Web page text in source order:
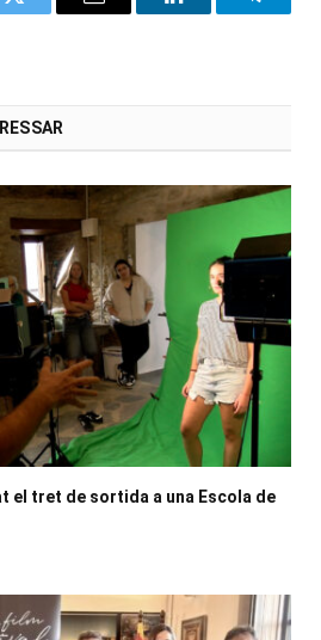
Twitter Email LinkedIn
el tret de sortida a una Escola de